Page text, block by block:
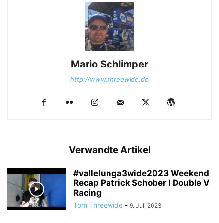
Mario Schlimper
http://www.threewide.de
Verwandte Artikel
#vallelunga3wide2023 Weekend
Recap Patrick Schober I Double V
Racing
Tom Threewide - 9. Juli 2023